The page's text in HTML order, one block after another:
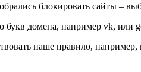
блокировать сайты –
букв домена, например vk, или
наше правило,